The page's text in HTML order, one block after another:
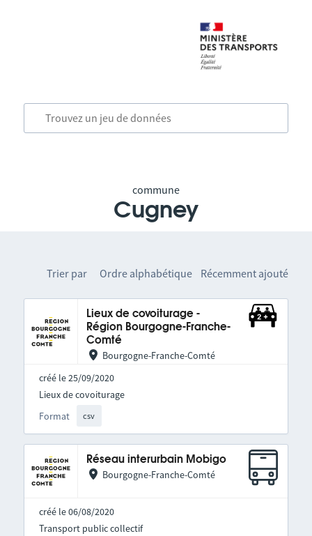
commune
Cugney
Trier par Ordre alphabétique Récemment ajouté
Lieux de covoiturage -
Région Bourgogne-Franche-
Comté
Bourgogne-Franche-Comté
créé le 25/09/2020
Format csv
Lieux de covoiturage
Réseau interurbain Mobigo
Bourgogne-Franche-Comté
créé le 06/08/2020
Transport public collectif